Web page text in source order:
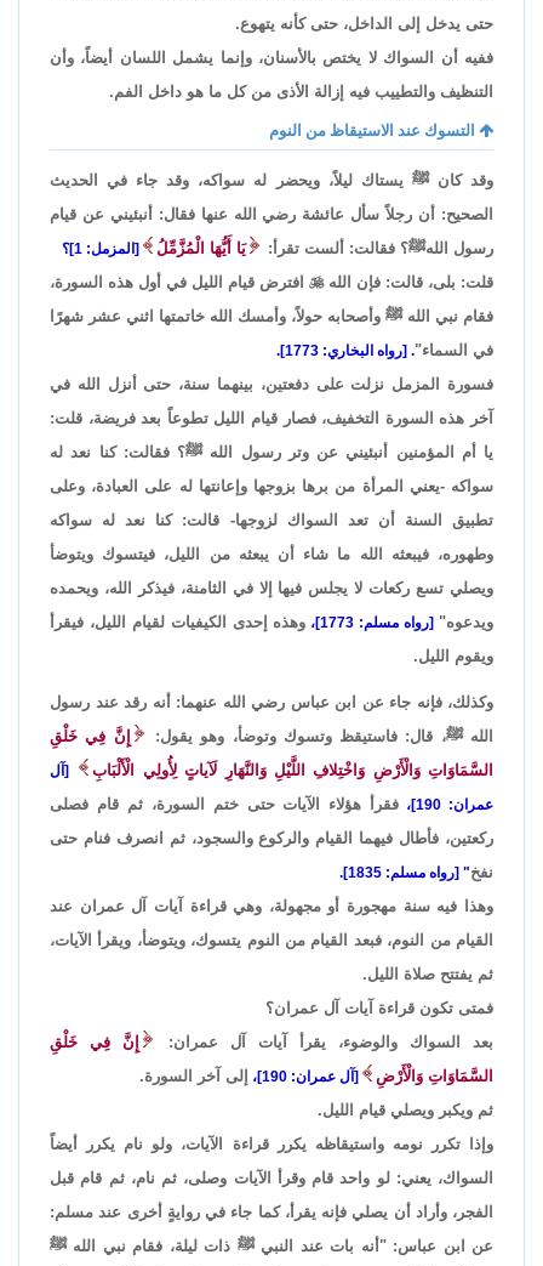
حتى يدخل إلى الداخل، حتى كأنه يتهوع.
ففيه أن السواك لا يختص بالأسنان، وإنما يشمل اللسان أيضاً، وأن
التنظيف والتطييب فيه إزالة الأذى من كل ما هو داخل الفم.
التسوك عند الاستيقاظ من النوم
وقد كان ﷺ يستاك ليلاً، ويحضر له سواكه، وقد جاء في الحديث
الصحيح: أن رجلاً سأل عائشة رضي الله عنها فقال: أنبئيني عن قيام
رسول اللهﷺ؟ فقالت: ألست تقرأ:
يَا أَيُّهَا الْمُزَّمِّلُ [المزمل: 1]؟
قلت: بلى، قالت: فإن الله افترض قيام الليل في أول هذه السورة،
فقام نبي الله ﷺ وأصحابه حولاً، وأمسك الله خاتمتها اثني عشر شهرًا
في السماء". [رواه البخاري: 1773].
فسورة المزمل نزلت على دفعتين، بينهما سنة، حتى أنزل الله في
آخر هذه السورة التخفيف، فصار قيام الليل تطوعاً بعد فريضة، قلت:
يا أم المؤمنين أنبئيني عن وتر رسول الله ﷺ؟ فقالت: كنا نعد له
سواكه -يعني المرأة من برها بزوجها وإعانتها له على العبادة، وعلى
تطبيق السنة أن تعد السواك لزوجها- قالت: كنا نعد له سواكه
وطهوره، فيبعثه الله ما شاء أن يبعثه من الليل، فيتسوك ويتوضأ
ويصلي تسع ركعات لا يجلس فيها إلا في الثامنة، فيذكر الله، ويحمده
ويدعوه" [رواه مسلم: 1773]،
وهذه إحدى الكيفيات لقيام الليل، فيقرأ
ويقوم الليل.
وكذلك، فإنه جاء عن ابن عباس رضي الله عنهما: أنه رقد عند رسول
الله ﷺ، قال: فاستيقظ وتسوك وتوضأ، وهو يقول:
إِنَّ فِي خَلْقِ
السَّمَاوَاتِ وَالْأَرْضِ وَاخْتِلافِ اللَّيْلِ وَالنَّهَارِ لَآياتٍ لِأُولِي الْأَلْبَابِ
[آل
عمران: 190]،
فقرأ هؤلاء الآيات حتى ختم السورة، ثم قام فصلى
ركعتين، فأطال فيهما القيام والركوع والسجود، ثم انصرف فنام حتى
نفخ" [رواه مسلم: 1835].
وهذا فيه سنة مهجورة أو مجهولة، وهي قراءة آيات آل عمران عند
القيام من النوم، فبعد القيام من النوم يتسوك، ويتوضأ، ويقرأ الآيات،
ثم يفتتح صلاة الليل.
فمتى تكون قراءة آيات آل عمران؟
بعد السواك والوضوء، يقرأ آيات آل عمران:
إِنَّ فِي خَلْقِ
السَّمَاوَاتِ وَالْأَرْضِ
[آل عمران: 190]،
إلى آخر السورة.
ثم ويكبر ويصلي قيام الليل.
وإذا تكرر نومه واستيقاظه يكرر قراءة الآيات، ولو نام يكرر أيضاً
السواك، يعني: لو واحد قام وقرأ الآيات وصلى، ثم نام، ثم قام قبل
الفجر، وأراد أن يصلي فإنه يقرأ، كما جاء في روايةٍ أخرى عند مسلم:
عن ابن عباس: "أنه بات عند النبي ﷺ ذات ليلة، فقام نبي الله ﷺ